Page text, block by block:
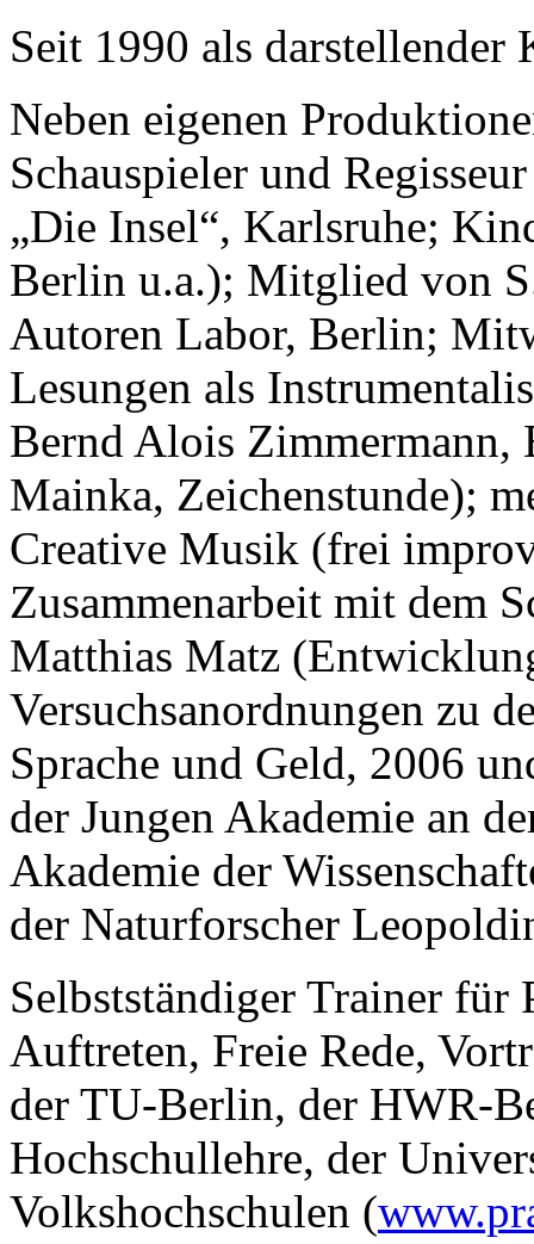
Seit 1990 als
Neben eigenen
Schauspieler und
„Die Insel“, Karlsruhe;
Berlin u.a.); Mitglied von
Autoren Labor, Berlin;
Lesungen als
Bernd Alois Zimmermann,
Mainka, Zeichenstunde);
Creative Musik (frei
Zusammenarbeit mit dem
Matthias Matz
Versuchsanordnungen zu
Sprache und Geld, 2006
der Jungen Akademie an
Akademie der
der Naturforscher
Selbstständiger Trainer für
Auftreten, Freie Rede,
der TU-Berlin, der HWR-
Hochschullehre, der
Volkshochschulen (